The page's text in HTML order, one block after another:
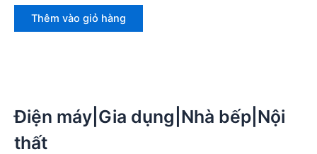
Thêm vào giỏ hàng
Điện máy|Gia dụng|Nhà bếp|Nội
thất